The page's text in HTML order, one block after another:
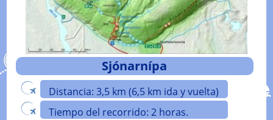
Sjónarnípa
Distancia: 3,5 km (6,5 km ida y vuelta)
Tiempo del recorrido: 2 horas.